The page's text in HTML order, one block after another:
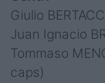
Giulio
Juan Ignacio
Tommaso
caps)